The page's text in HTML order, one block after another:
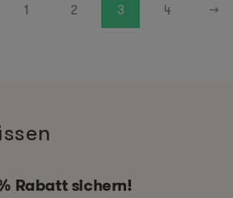
1 2 3 4 →
Rabatt sichern!